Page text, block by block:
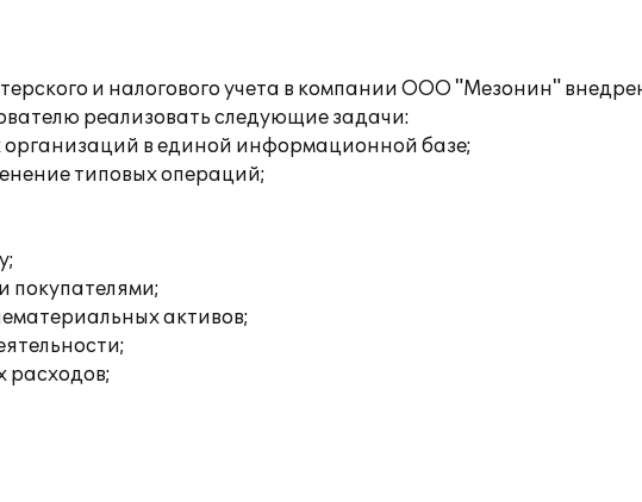
и налогового учета в компании ООО "Мезонин"
реализовать следующие задачи:
организаций в единой информационной базе;
типовых операций;
покупателями;
активов;
расходов;